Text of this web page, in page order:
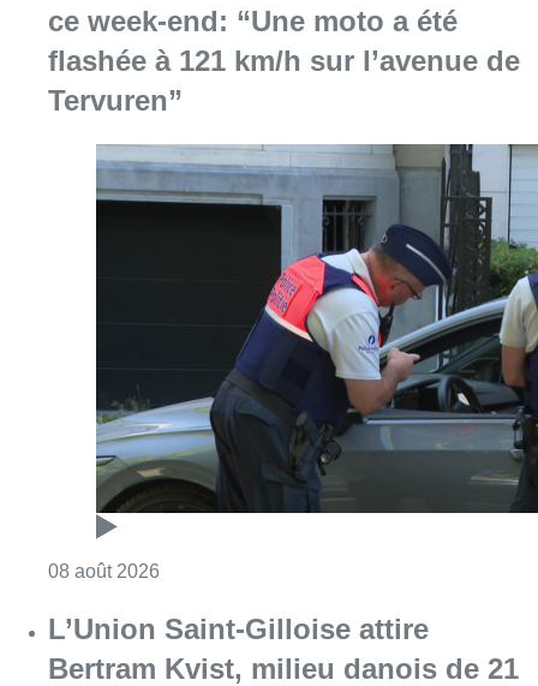
ce week-end: “Une moto a été
flashée à 121 km/h sur l’avenue de
Tervuren”
08 août 2026
L’Union Saint-Gilloise attire
Bertram Kvist, milieu danois de 21